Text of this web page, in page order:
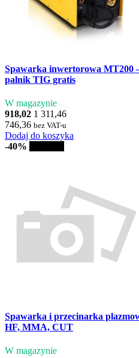
Spawarka inwertorowa MT200
palnik TIG gratis
W magazynie
918,02 1 311,46
746,36 bez VAT-u
Dodaj do koszyka
-40%
Spawarka i przecinarka
HF, MMA, CUT
W magazynie